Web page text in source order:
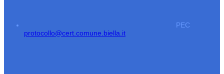
PEC
protocollo@cert.comune.biella.it